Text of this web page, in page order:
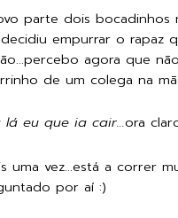
parte dois
empurrar o rapaz
agora que
de um colega na
lá eu que ia cair...ora
uma vez...está a correr
por aí :)